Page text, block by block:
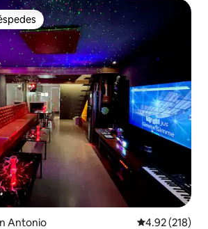
Antonio Calificación
4.92 (218)